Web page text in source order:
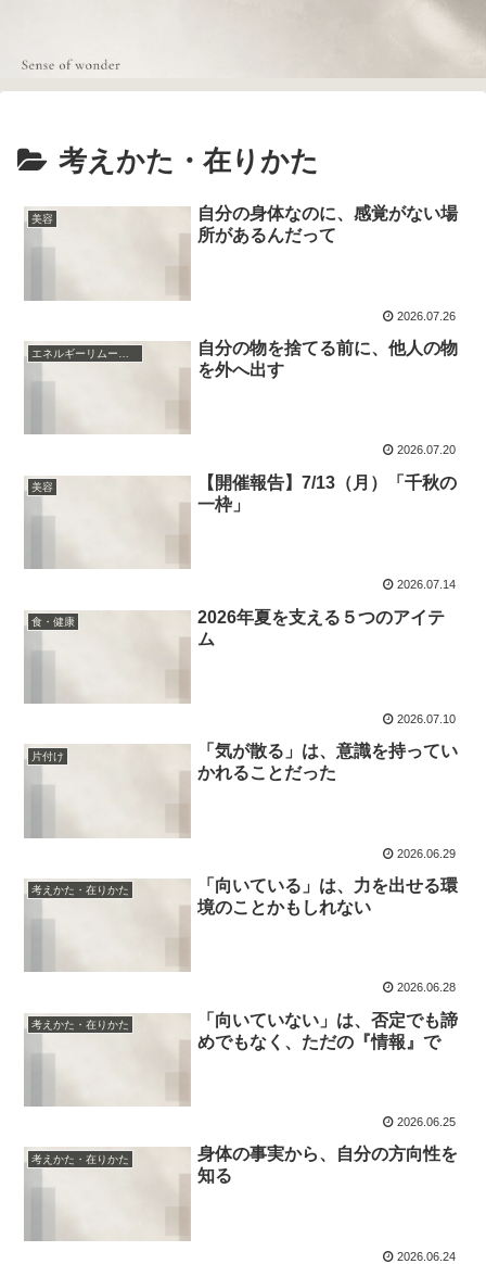
考えかた・在りかた
美容
自分の身体なのに、感覚がない場
所があるんだって
2026.07.26
自分の物を捨てる前に、他人の物
を外へ出す
2026.07.20
美容
【開催報告】7/13（月）「千秋の
一枠」
2026.07.14
食・健康
2026年夏を支える５つのアイテ
ム
2026.07.10
片付け
「気が散る」は、意識を持ってい
かれることだった
2026.06.29
考えかた・在りかた
「向いている」は、力を出せる環
境のことかもしれない
2026.06.28
考えかた・在りかた
「向いていない」は、否定でも諦
めでもなく、ただの『情報』で
2026.06.25
考えかた・在りかた
身体の事実から、自分の方向性を
知る
2026.06.24